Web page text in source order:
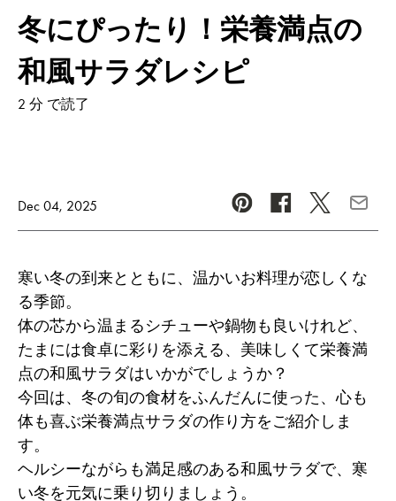
冬にぴったり！栄養満点の
和風サラダレシピ
2 分 で読了
Dec 04, 2025
寒い冬の到来とともに、温かいお料理が恋しくな
る季節。
体の芯から温まるシチューや鍋物も良いけれど、
たまには食卓に彩りを添える、美味しくて栄養満
点の和風サラダはいかがでしょうか？
今回は、冬の旬の食材をふんだんに使った、心も
体も喜ぶ栄養満点サラダの作り方をご紹介しま
す。
ヘルシーながらも満足感のある和風サラダで、寒
い冬を元気に乗り切りましょう。